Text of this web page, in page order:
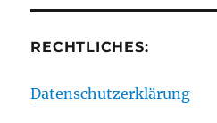
RECHTLICHES:
Datenschutzerklärung